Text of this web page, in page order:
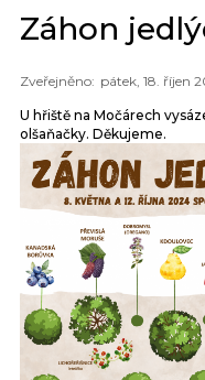
Záhon
pátek, 18. říjen
U hřiště na Močárech
olšaňačky. Děkujeme.